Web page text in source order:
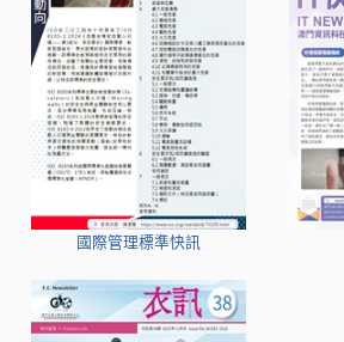
國際管理標準快訊